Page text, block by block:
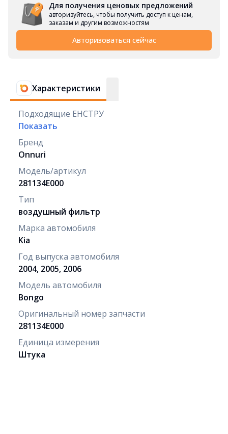
Для получения ценовых предложений
авторизуйтесь, чтобы получить доступ к ценам,
заказам и другим возможностям
Авторизоваться сейчас
Характеристики
Подходящие ЕНСТРУ
Показать
Бренд
Onnuri
Модель/артикул
281134E000
Тип
воздушный фильтр
Марка автомобиля
Kia
Год выпуска автомобиля
2004, 2005, 2006
Модель автомобиля
Bongo
Оригинальный номер запчасти
281134E000
Единица измерения
Штука